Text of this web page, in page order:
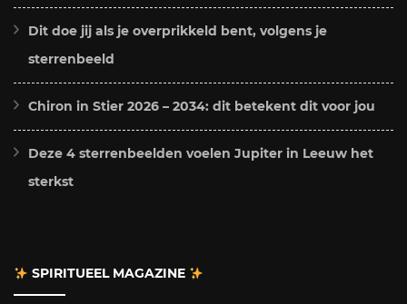
Dit doe jij als je overprikkeld bent, volgens je
sterrenbeeld
Chiron in Stier 2026 – 2034: dit betekent dit voor jou
Deze 4 sterrenbeelden voelen Jupiter in Leeuw het
sterkst
SPIRITUEEL MAGAZINE